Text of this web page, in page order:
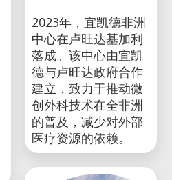
2023年，宜凯德非洲
中心在卢旺达基加利
落成。该中心由宜凯
德与卢旺达政府合作
建立，致力于推动微
创外科技术在全非洲
的普及，减少对外部
医疗资源的依赖。